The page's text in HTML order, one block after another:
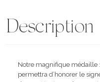
Description
Notre magnifique médaille
permettra d’honorer le